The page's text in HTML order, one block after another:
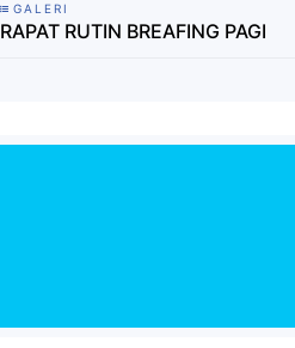
GALERI
RAPAT RUTIN BREAFING PAGI